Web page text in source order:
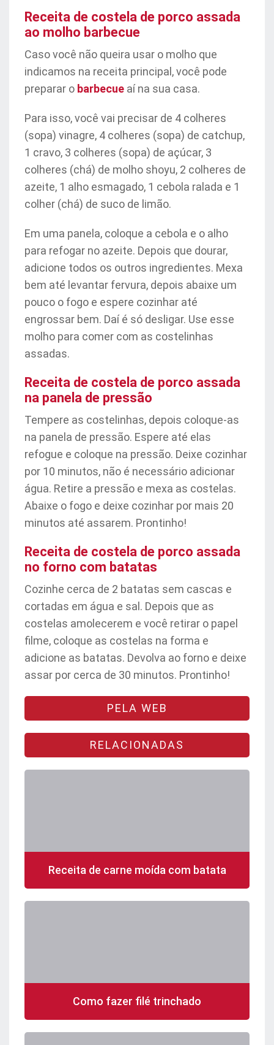
Receita de costela de porco assada
ao molho barbecue
Caso você não queira usar o molho que
indicamos na receita principal, você pode
preparar o barbecue aí na sua casa.
Para isso, você vai precisar de 4 colheres
(sopa) vinagre, 4 colheres (sopa) de catchup,
1 cravo, 3 colheres (sopa) de açúcar, 3
colheres (chá) de molho shoyu, 2 colheres de
azeite, 1 alho esmagado, 1 cebola ralada e 1
colher (chá) de suco de limão.
Em uma panela, coloque a cebola e o alho
para refogar no azeite. Depois que dourar,
adicione todos os outros ingredientes. Mexa
bem até levantar fervura, depois abaixe um
pouco o fogo e espere cozinhar até
engrossar bem. Daí é só desligar. Use esse
molho para comer com as costelinhas
assadas.
Receita de costela de porco assada
na panela de pressão
Tempere as costelinhas, depois coloque-as
na panela de pressão. Espere até elas
refogue e coloque na pressão. Deixe cozinhar
por 10 minutos, não é necessário adicionar
água. Retire a pressão e mexa as costelas.
Abaixe o fogo e deixe cozinhar por mais 20
minutos até assarem. Prontinho!
Receita de costela de porco assada
no forno com batatas
Cozinhe cerca de 2 batatas sem cascas e
cortadas em água e sal. Depois que as
costelas amolecerem e você retirar o papel
filme, coloque as costelas na forma e
adicione as batatas. Devolva ao forno e deixe
assar por cerca de 30 minutos. Prontinho!
PELA WEB
RELACIONADAS
Receita de carne moída com batata
Como fazer filé trinchado